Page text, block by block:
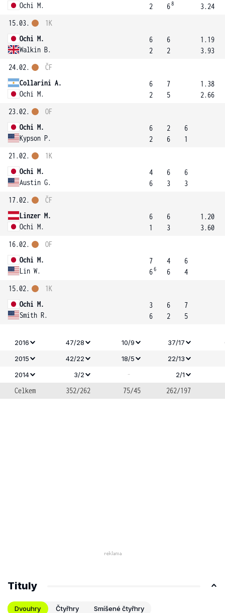
Ochi M.
2
68
3.24
15.03.
Ochi M.
Walkin B.
1K
6
2
6
2
1.19
3.93
24.02.
Collarini A.
Ochi M.
ČF
6
2
7
5
1.38
2.66
23.02.
Ochi M.
Kypson P.
OF
6
2
2
6
6
1
21.02.
Ochi M.
Austin G.
1K
4
6
6
3
6
3
17.02.
Linzer M.
Ochi M.
ČF
6
1
6
3
1.20
3.60
16.02.
Ochi M.
Lin W.
OF
7
66
4
6
6
4
15.02.
Ochi M.
Smith R.
1K
3
6
6
2
7
5
2016 47/28 10/9 37/17
2015
42/22 18/5 22/13
2014
3/2 - 2/1
Celkem 352/262 75/45 262/197
Tituly
Dvouhry Čtyřhry Smíšené čtyřhry